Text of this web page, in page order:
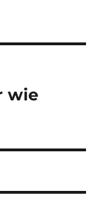
wie